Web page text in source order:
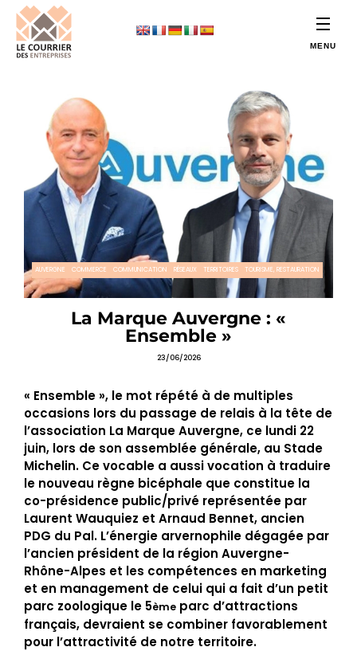
AUVERGNE COMMERCE COMMUNICATION RÉSEAUX TERRITOIRES TOURISME, RESTAURATION
La Marque Auvergne : «
Ensemble »
23/06/2026
« Ensemble », le mot répété à de multiples
occasions lors du passage de relais à la tête de
l’association La Marque Auvergne, ce lundi 22
juin, lors de son assemblée générale, au Stade
Michelin. Ce vocable a aussi vocation à traduire
le nouveau règne bicéphale que constitue la
co-présidence public/privé représentée par
Laurent Wauquiez et Arnaud Bennet, ancien
PDG du Pal. L’énergie arvernophile dégagée par
l’ancien président de la région Auvergne-
Rhône-Alpes et les compétences en marketing
et en management de celui qui a fait d’un petit
parc zoologique le 5ème parc d’attractions
français, devraient se combiner favorablement
pour l’attractivité de notre territoire.